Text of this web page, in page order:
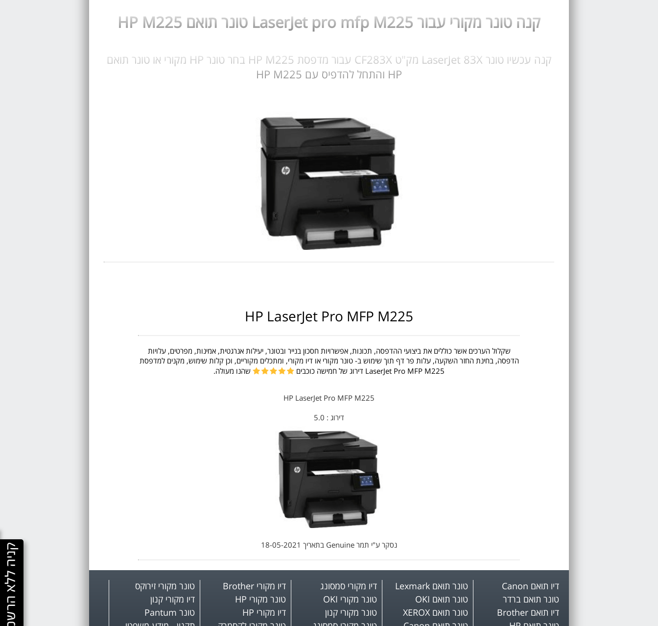
קנה טונר מקורי עבור LaserJet pro mfp M225 טונר תואם HP M225
קנה עכשיו טונר LaserJet 83X מק"ט CF283X עבור מדפסת HP M225 בחר טונר HP מקורי או טונר תואם
HP והתחל להדפיס עם HP M225
HP LaserJet Pro MFP M225
שקלול הערכים אשר כוללים את ביצועי ההדפסה, תכונות, אפשרויות חסכון בנייר ובטונר, יעילות אנרגטית, אמינות, מפרטים, עלויות
הדפסה, בחינת החזר השקעה, עלות פר דף תוך שימוש ב- טונר מקורי או דיו מקורי, ומתכלים מקוריים, וכן קלות שימוש, מקנים למדפסת
LaserJet Pro MFP M225 דירוג של חמישה כוכבים
שהנו מעולה.
HP LaserJet Pro MFP M225
דירוג : 5.0
נסקר ע"י תמר Genuine בתאריך 18-05-2021
דיו תואם Canon
טונר תואם ברדר
דיו תואם Brother
טונר תואם Lexmark
טונר תואם OKI
טונר תואם XEROX
דיו מקורי סמסונג
טונר מקורי OKI
טונר מקורי קנון
דיו מקורי Brother
טונר מקורי HP
דיו מקורי HP
טונר מקורי זירוקס
דיו מקורי קנון
טונר Pantum